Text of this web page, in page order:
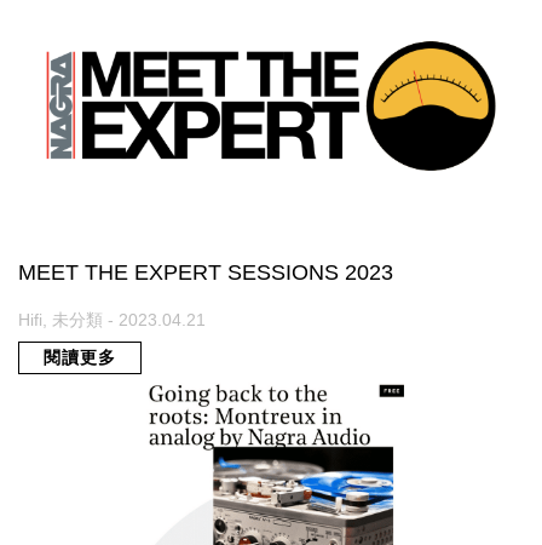
MEET THE EXPERT SESSIONS 2023
Hifi, 未分類 - 2023.04.21